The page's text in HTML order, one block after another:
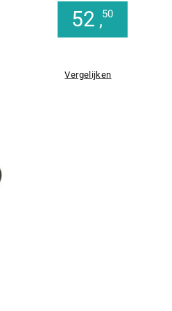
52 ,50
Vergelijken